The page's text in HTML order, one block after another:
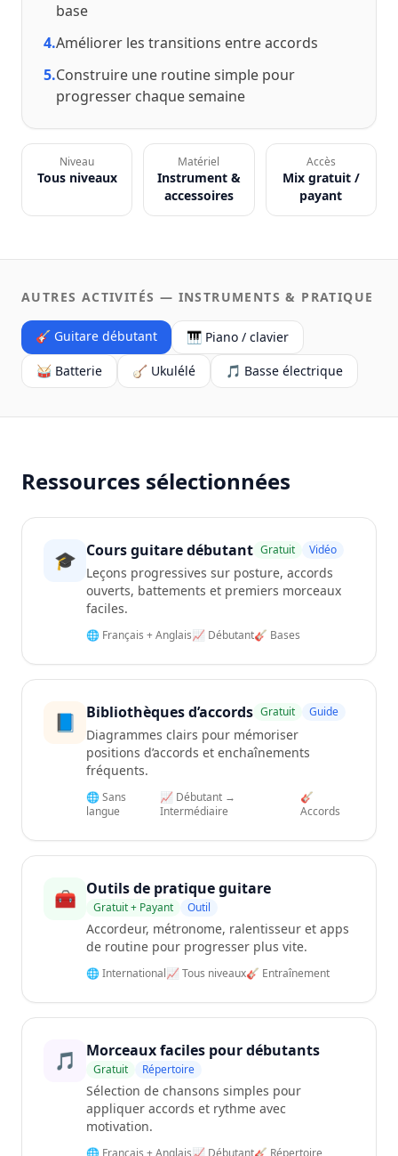
base
4.Améliorer les transitions entre accords
5.Construire une routine simple pour
progresser chaque semaine
Niveau
Tous niveaux
Matériel
Instrument &
accessoires
Accès
Mix gratuit /
payant
AUTRES ACTIVITÉS — INSTRUMENTS & PRATIQUE
🎸 Guitare débutant
🎹 Piano / clavier
🥁 Batterie
🪕 Ukulélé 🎵 Basse électrique
Ressources sélectionnées
🎓 Cours guitare débutant Gratuit Vidéo
Leçons progressives sur posture, accords
ouverts, battements et premiers morceaux
faciles.
🌐 Français + Anglais📈 Débutant🎸 Bases
📘 Bibliothèques d’accords Gratuit Guide
Diagrammes clairs pour mémoriser
positions d’accords et enchaînements
fréquents.
🌐 Sans
langue
📈 Débutant →
Intermédiaire
🎸
Accords
🧰 Outils de pratique guitare
Gratuit + Payant Outil
Accordeur, métronome, ralentisseur et apps
de routine pour progresser plus vite.
🌐 International📈 Tous niveaux🎸 Entraînement
🎵 Morceaux faciles pour débutants
Gratuit Répertoire
Sélection de chansons simples pour
appliquer accords et rythme avec
motivation.
🌐 Français + Anglais📈 Débutant🎸 Répertoire